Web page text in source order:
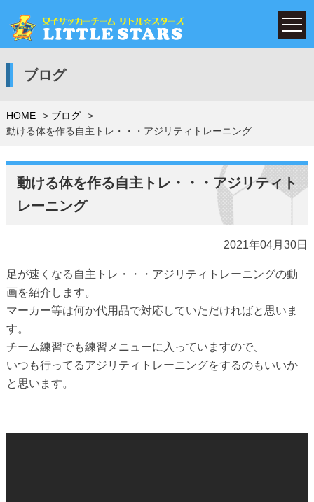
ブログ
HOME
ブログ
動ける体を作る自主トレ・・・アジリティトレーニング
動ける体を作る自主トレ・・・アジリティト
レーニング
2021年04月30日
足が速くなる自主トレ・・・アジリティトレーニングの動
画を紹介します。
マーカー等は何か代用品で対応していただければと思いま
す。
チーム練習でも練習メニューに入っていますので、
いつも行ってるアジリティトレーニングをするのもいいか
と思います。